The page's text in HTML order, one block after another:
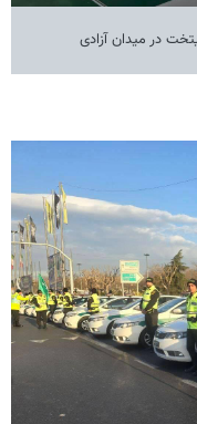
در میدان آزادی